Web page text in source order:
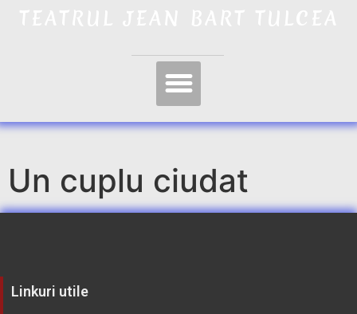
Un cuplu ciudat
Linkuri utile